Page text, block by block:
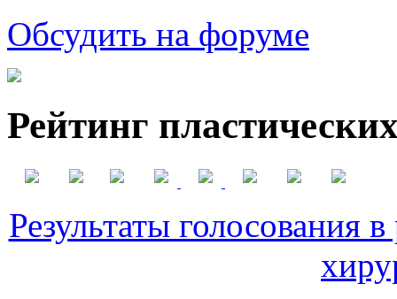
Обсудить на форуме
Рейтинг
Результаты голосования